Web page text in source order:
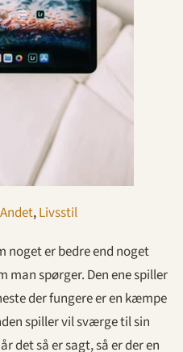
Andet,Livsstil
noget er bedre end noget
man spørger. Den ene spiller
der fungere er en kæmpe
spiller vil sværge til sin
det så er sagt, så er der en